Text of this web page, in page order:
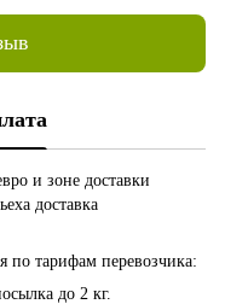
и зоне доставки
доставка
по тарифам перевозчика:
до 2 кг.